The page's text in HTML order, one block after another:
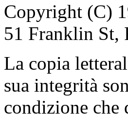
Copyright (C)
51 Franklin St,
La copia
sua integrità
condizione che